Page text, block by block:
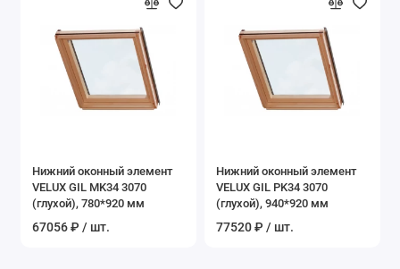
Нижний оконный элемент
VELUX GIL MK34 3070
(глухой), 780*920 мм
67056 ₽ / шт.
Нижний оконный элемент
VELUX GIL PK34 3070
(глухой), 940*920 мм
77520 ₽ / шт.